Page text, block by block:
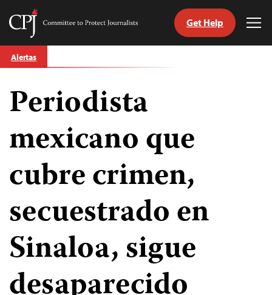
Skip
to
Committee
Journalists
Get Help
Alertas
Periodista
mexicano que
cubre crimen,
secuestrado en
Sinaloa, sigue